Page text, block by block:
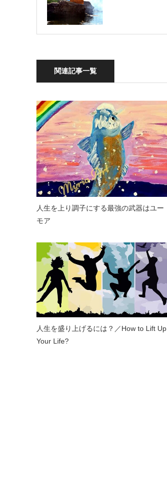
関連記事一覧
人生を上り調子にする最強の武器はユー
モア
人生を盛り上げるには？／How to Lift Up
Your Life?